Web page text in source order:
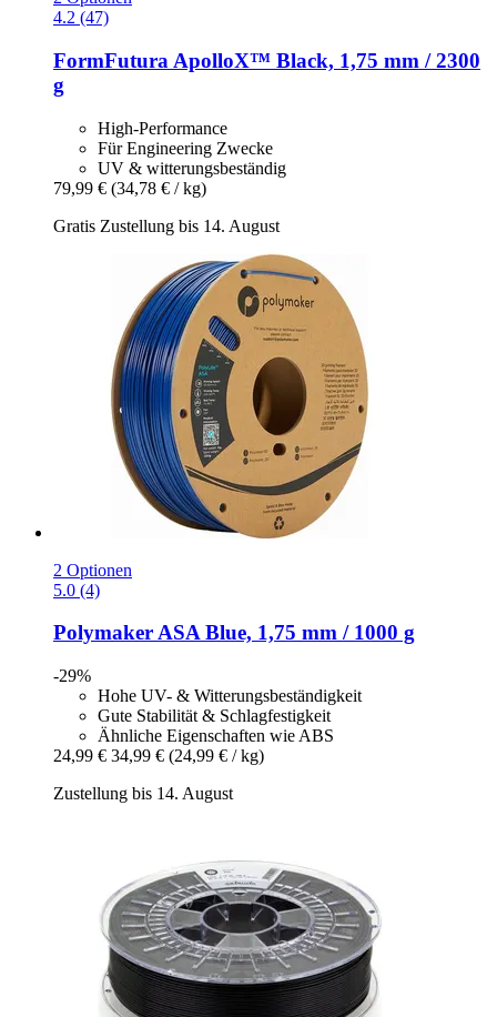
4.2 (47)
FormFutura ApolloX™ Black, 1,75 mm / 2300
g
High-Performance
Für Engineering Zwecke
UV & witterungsbeständig
79,99 € (34,78 € / kg)
Gratis Zustellung bis 14. August
2 Optionen
5.0 (4)
PolymakerASA Blue, 1,75 mm / 1000 g
-29%
Hohe UV- & Witterungsbeständigkeit
Gute Stabilität & Schlagfestigkeit
Ähnliche Eigenschaften wie ABS
24,99 € 34,99 € (24,99 € / kg)
Zustellung bis 14. August